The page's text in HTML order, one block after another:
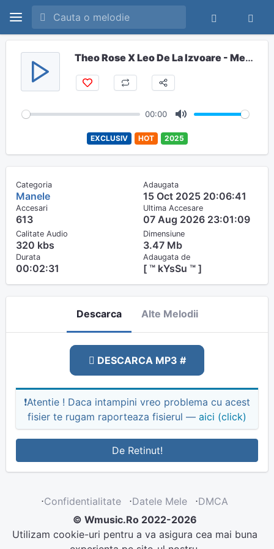
Theo Rose X Leo De La Izvoare - Meritai Ceva Mai Bun
00:00
u
EXCLUSIV HOT 2025
Categoria
Manele
Adaugata
15 Oct 2025 20:06:41
Accesari
613
Ultima Accesare
07 Aug 2026 23:01:09
Calitate Audio
320 kbs
Dimensiune
3.47 Mb
Durata
00:02:31
Adaugata de
[ ™ kYsSu ™ ]
Descarca Alte Melodii
DESCARCA MP3 #
❗Atentie ! Daca intampini vreo problema cu acest
fisier te rugam raporteaza fisierul — aici (click)
De Retinut!
⋅Confidentialitate ⋅Datele Mele ⋅DMCA
© Wmusic.Ro 2022-2026
Utilizam cookie-uri pentru a va asigura cea mai buna